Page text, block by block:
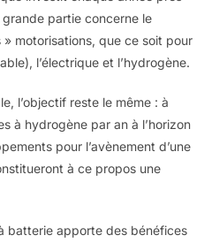
partie concerne le
motorisations, que ce soit pour
l’électrique et l’hydrogène.
l’objectif reste le même : à
à hydrogène par an à l’horizon
pour l’avènement d’une
à ce propos une
batterie apporte des bénéfices